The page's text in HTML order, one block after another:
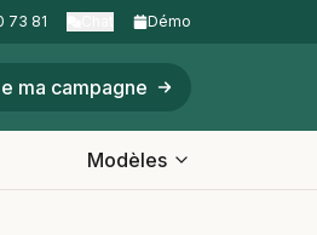
73 81 Démo
ma campagne
Modèles